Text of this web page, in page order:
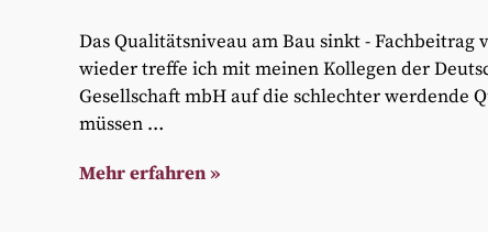
Das Qualitätsniveau am Bau sinkt - Fachbeitrag
wieder treffe ich mit meinen Kollegen der
Gesellschaft mbH auf die schlechter werdende
müssen …
Mehr erfahren »